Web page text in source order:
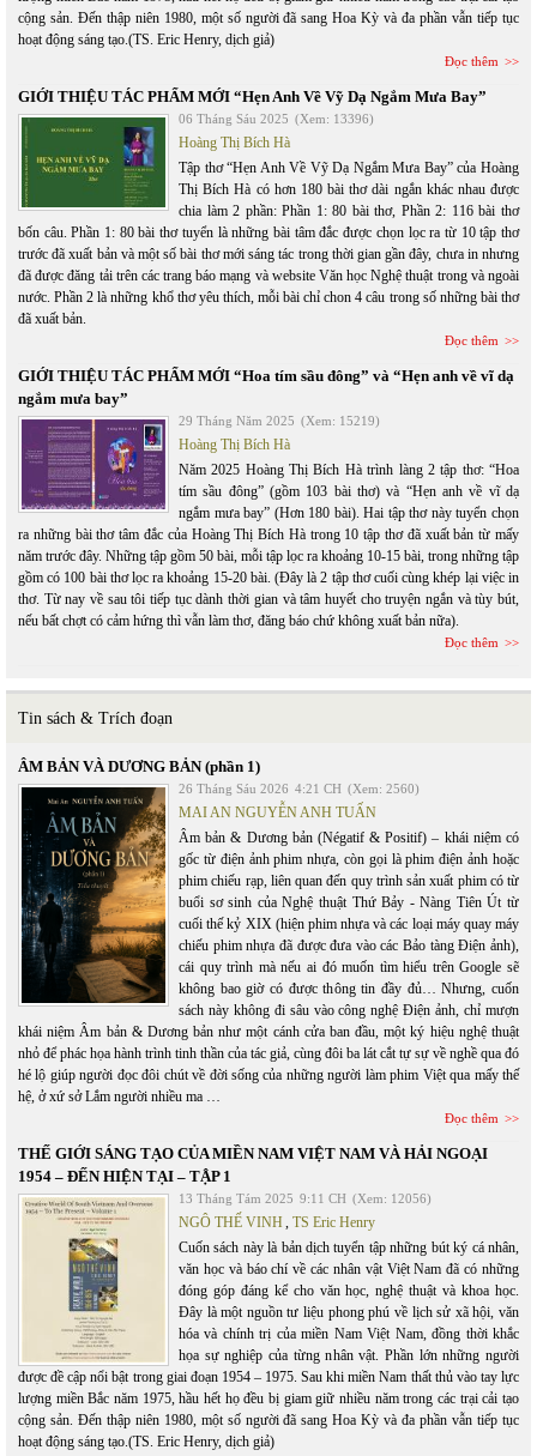
cộng sản. Đến thập niên 1980, một số người đã sang Hoa Kỳ và đa phần vẫn tiếp tục
hoạt động sáng tạo.(TS. Eric Henry, dịch giả)
Đọc thêm
GIỚI THIỆU TÁC PHẨM MỚI “Hẹn Anh Về Vỹ Dạ Ngắm Mưa Bay”
06 Tháng Sáu 2025 (Xem: 13396)
Hoàng Thị Bích Hà
Tập thơ “Hẹn Anh Về Vỹ Dạ Ngắm Mưa Bay” của Hoàng
Thị Bích Hà có hơn 180 bài thơ dài ngắn khác nhau được
chia làm 2 phần: Phần 1: 80 bài thơ, Phần 2: 116 bài thơ
bốn câu. Phần 1: 80 bài thơ tuyển là những bài tâm đắc được chọn lọc ra từ 10 tập thơ
trước đã xuất bản và một số bài thơ mới sáng tác trong thời gian gần đây, chưa in nhưng
đã được đăng tải trên các trang báo mạng và website Văn học Nghệ thuật trong và ngoài
nước. Phần 2 là những khổ thơ yêu thích, mỗi bài chỉ chon 4 câu trong số những bài thơ
đã xuất bản.
Đọc thêm
GIỚI THIỆU TÁC PHẨM MỚI “Hoa tím sầu đông” và “Hẹn anh về vĩ dạ
ngắm mưa bay”
29 Tháng Năm 2025 (Xem: 15219)
Hoàng Thị Bích Hà
Năm 2025 Hoàng Thị Bích Hà trình làng 2 tập thơ: “Hoa
tím sầu đông” (gồm 103 bài thơ) và “Hẹn anh về vĩ dạ
ngắm mưa bay” (Hơn 180 bài). Hai tập thơ này tuyển chọn
ra những bài thơ tâm đắc của Hoàng Thị Bích Hà trong 10 tập thơ đã xuất bản từ mấy
năm trước đây. Những tập gồm 50 bài, mỗi tập lọc ra khoảng 10-15 bài, trong những tập
gồm có 100 bài thơ lọc ra khoảng 15-20 bài. (Đây là 2 tập thơ cuối cùng khép lại việc in
thơ. Từ nay về sau tôi tiếp tục dành thời gian và tâm huyết cho truyện ngắn và tùy bút,
nếu bất chợt có cảm hứng thì vẫn làm thơ, đăng báo chứ không xuất bản nữa).
Đọc thêm
Tin sách & Trích đoạn
ÂM BẢN VÀ DƯƠNG BẢN (phần 1)
26 Tháng Sáu 2026 4:21 CH (Xem: 2560)
MAI AN NGUYỄN ANH TUẤN
Âm bản & Dương bản (Négatif & Positif) – khái niệm có
gốc từ điện ảnh phim nhựa, còn gọi là phim điện ảnh hoặc
phim chiếu rạp, liên quan đến quy trình sản xuất phim có từ
buổi sơ sinh của Nghệ thuật Thứ Bảy - Nàng Tiên Út từ
cuối thế kỷ XIX (hiện phim nhựa và các loại máy quay máy
chiếu phim nhựa đã được đưa vào các Bảo tàng Điện ảnh),
cái quy trình mà nếu ai đó muốn tìm hiểu trên Google sẽ
không bao giờ có được thông tin đầy đủ… Nhưng, cuốn
sách này không đi sâu vào công nghệ Điện ảnh, chỉ mượn
khái niệm Âm bản & Dương bản như một cánh cửa ban đầu, một ký hiệu nghệ thuật
nhỏ để phác họa hành trình tinh thần của tác giả, cùng đôi ba lát cắt tự sự về nghề qua đó
hé lộ giúp người đọc đôi chút về đời sống của những người làm phim Việt qua mấy thế
hệ, ở xứ sở Lắm người nhiều ma …
Đọc thêm
THẾ GIỚI SÁNG TẠO CỦA MIỀN NAM VIỆT NAM VÀ HẢI NGOẠI
1954 – ĐẾN HIỆN TẠI – TẬP 1
13 Tháng Tám 2025 9:11 CH (Xem: 12056)
NGÔ THẾ VINH, TS Eric Henry
Cuốn sách này là bản dịch tuyển tập những bút ký cá nhân,
văn học và báo chí về các nhân vật Việt Nam đã có những
đóng góp đáng kể cho văn học, nghệ thuật và khoa học.
Đây là một nguồn tư liệu phong phú về lịch sử xã hội, văn
hóa và chính trị của miền Nam Việt Nam, đồng thời khắc
họa sự nghiệp của từng nhân vật. Phần lớn những người
được đề cập nổi bật trong giai đoạn 1954 – 1975. Sau khi miền Nam thất thủ vào tay lực
lượng miền Bắc năm 1975, hầu hết họ đều bị giam giữ nhiều năm trong các trại cải tạo
cộng sản. Đến thập niên 1980, một số người đã sang Hoa Kỳ và đa phần vẫn tiếp tục
hoạt động sáng tạo.(TS. Eric Henry, dịch giả)